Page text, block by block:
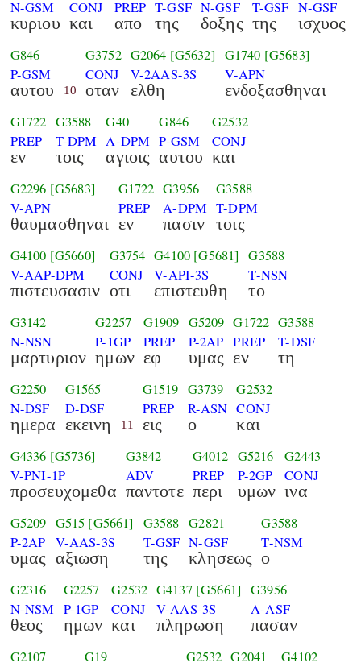
N-GSM
κυριου
CONJ
και
PREP
απο
T-GSF
της
N-GSF
δοξης
T-GSF
της
N-GSF
ισχυος
G846
P-GSM
αυτου 10
G3752
CONJ
οταν
G2064 [G5632]
V-2AAS-3S
ελθη
G1740 [G5683]
V-APN
ενδοξασθηναι
G1722
PREP
εν
G3588
T-DPM
τοις
G40
A-DPM
αγιοις
G846
P-GSM
αυτου
G2532
CONJ
και
G2296 [G5683]
V-APN
θαυμασθηναι
G1722
PREP
εν
G3956
A-DPM
πασιν
G3588
T-DPM
τοις
G4100 [G5660]
V-AAP-DPM
πιστευσασιν
G3754
CONJ
οτι
G4100 [G5681]
V-API-3S
επιστευθη
G3588
T-NSN
το
G3142
N-NSN
μαρτυριον
G2257
P-1GP
ημων
G1909
PREP
εφ
G5209
P-2AP
υμας
G1722
PREP
εν
G3588
T-DSF
τη
G2250
N-DSF
ημερα
G1565
D-DSF
εκεινη 11
G1519
PREP
εις
G3739
R-ASN
ο
G2532
CONJ
και
G4336 [G5736]
V-PNI-1P
προσευχομεθα
G3842
ADV
παντοτε
G4012
PREP
περι
G5216
P-2GP
υμων
G2443
CONJ
ινα
G5209
P-2AP
υμας
G515 [G5661]
V-AAS-3S
αξιωση
G3588
T-GSF
της
G2821
N-GSF
κλησεως
G3588
T-NSM
ο
G2316
N-NSM
θεος
G2257
P-1GP
ημων
G2532
CONJ
και
G4137 [G5661]
V-AAS-3S
πληρωση
G3956
A-ASF
πασαν
G2107
G19
G2532 G2041
G4102